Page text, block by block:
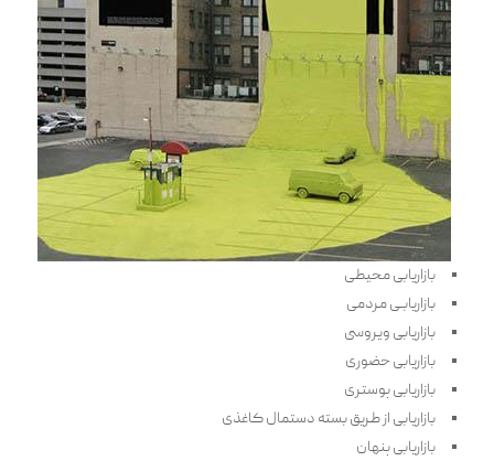
بازاریابی محیطی
بازاریابـی مردمی
بازاریابی ویروسی
بازاریابی حضوری
بازاریاب‍‌‍ی پوستری
بازاریابی از طریق بسته دستمال کاغذی
بازاریاب‍‌‍ی پنهان